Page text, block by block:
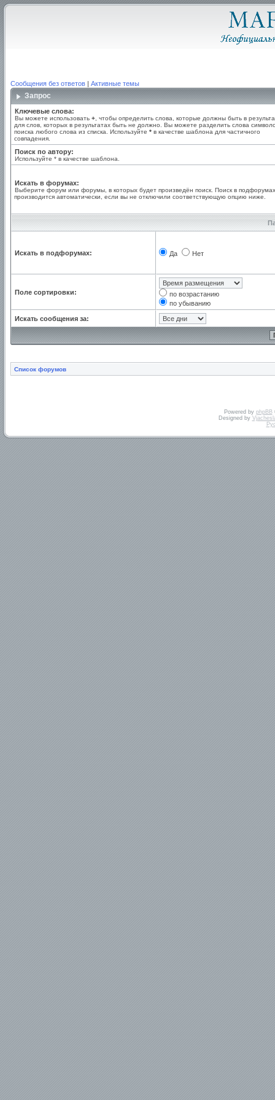
Сообщения без ответов | Активные темы
Запрос
Ключевые слова:
Вы можете использовать + , чтобы определить слова, которые должны быть в
для слов, которых в результатах быть не должно. Вы можете разделить слова
поиска любого слова из списка. Используйте * в качестве шаблона для частичного
совпадения.
Поиск по автору:
Используйте * в качестве шаблона.
Искать в форумах:
Выберите форум или форумы, в которых будет произведён поиск. Поиск в подфорумах
производится автоматически, если вы не отключили соответствующую опцию ниже.
Искать в подфорумах: Да Нет
Поле сортировки:
по возрастанию
по убыванию
Искать сообщения за:
Список форумов
Powered by phpBB
Designed by